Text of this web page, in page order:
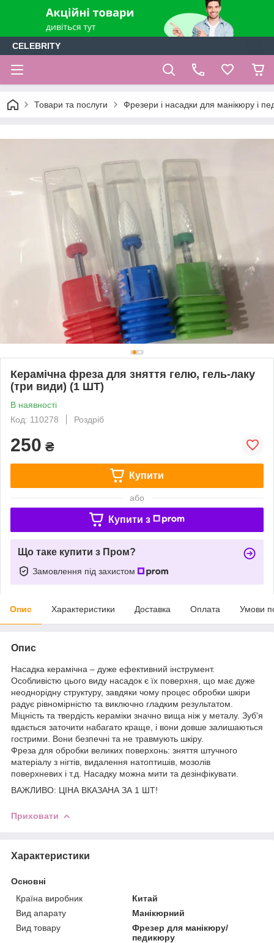
CELEBRITY
Товари та послуги Фрезери і насадки для манікюру і
Керамічна фреза для зняття гелю, гель-лаку
(три види) (1 ШТ)
В наявності
Код: 110278
Роздріб
250 ₴
Купити
або
Купити з
Що таке купити з Пром?
Замовлення під захистом
Опис Характеристики Доставка Оплата Умови
Опис
Насадка керамічна – дуже ефективний інструмент.
Особливістю цього виду насадок є їх поверхня, що має дуже
неоднорідну структуру, завдяки чому процес обробки шкіри
радує рівномірністю та виключно гладким результатом.
Міцність та твердість кераміки значно вища ніж у металу. Зуб'я
вдається заточити набагато краще, і вони довше залишаються
гострими. Вони безпечні та не травмують шкіру.
Фреза для обробки великих поверхонь: зняття штучного
матеріалу з нігтів, видалення натоптишів, мозолів
поверхневих і т.д. Насадку можна мити та дезінфікувати.
ВАЖЛИВО: ЦІНА ВКАЗАНА ЗА 1 ШТ!
Приховати
Характеристики
Основні
Країна виробник
Китай
Вид апарату
Манікюрний
Вид товару
Фрезер для манікюру/
педикюру